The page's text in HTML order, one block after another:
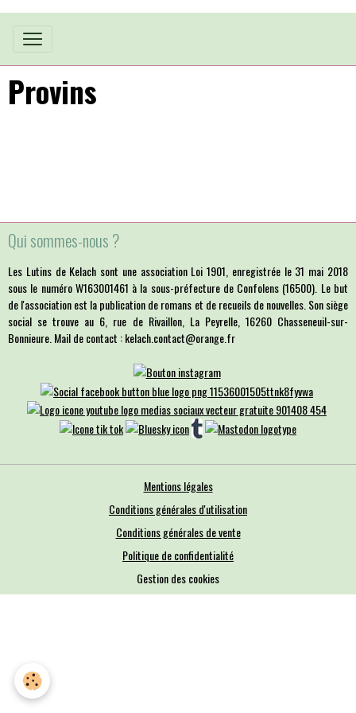
Provins
Qui sommes-nous ?
Les Lutins de Kelach sont une association Loi 1901, enregistrée le 31 mai 2018
sous le numéro W163001461 à la sous-préfecture de Confolens (16500). Le but
de l'association est la publication de romans et de recueils de nouvelles. Son siège
social se trouve au 6, rue de Rivaillon, La Peyrelle, 16260 Chasseneuil-sur-
Bonnieure. Mail de contact : kelach.contact@orange.fr
Mentions légales
Conditions générales d'utilisation
Conditions générales de vente
Politique de confidentialité
Gestion des cookies